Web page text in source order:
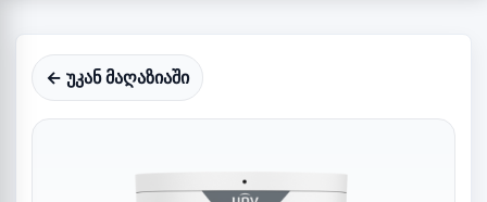
← უკან მაღაზიაში